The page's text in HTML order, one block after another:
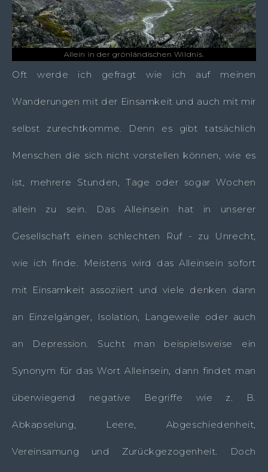
Allein in der grönländischen Wildnis.
Oft werde ich gefragt wie ich auf meinen
Wanderungen mit der Einsamkeit und auch mit mir
selbst zurechtkomme. Denn es gibt tatsächlich
Menschen die sich nicht vorstellen können, wie es
ist, mehrere Stunden, Tage oder sogar Wochen
allein zu sein. Das Alleinsein hat in unserer
Gesellschaft einen schlechten Ruf - zu Unrecht,
wie ich finde. Meistens wird das Alleinsein sofort
mit Einsamkeit assoziiert und viele denken dann
an Einzelgänger, Isolation, Langeweile oder auch
an Depression. Sucht man beispielsweise ein
Synonym für das Wort Alleinsein, dann findet man
überwiegend negative Begriffe wie z. B.
Abkapselung, Leere, Abgeschiedenheit,
Vereinsamung und Zurückgezogenheit. Doch